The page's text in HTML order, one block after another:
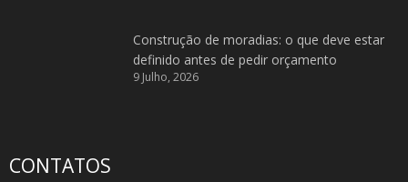
Construção de moradias: o que deve estar
definido antes de pedir orçamento
9 Julho, 2026
CONTATOS